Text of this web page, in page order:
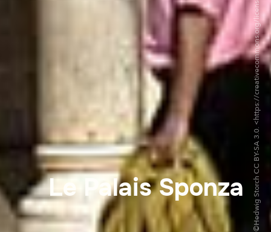
Le Palais Sponza